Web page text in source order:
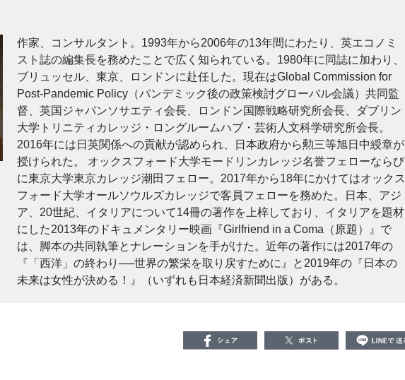
作家、コンサルタント。1993年から2006年の13年間にわたり、英エコノミ
スト誌の編集長を務めたことで広く知られている。1980年に同誌に加わり、
ブリュッセル、東京、ロンドンに赴任した。現在はGlobal Commission for
Post-Pandemic Policy（パンデミック後の政策検討グローバル会議）共同監
督、英国ジャパンソサエティ会長、ロンドン国際戦略研究所会長、ダブリン
大学トリニティカレッジ・ロングルームハブ・芸術人文科学研究所会長。
2016年には日英関係への貢献が認められ、日本政府から勲三等旭日中綬章が
授けられた。 オックスフォード大学モードリンカレッジ名誉フェローならび
に東京大学東京カレッジ潮田フェロー。2017年から18年にかけてはオックス
フォード大学オールソウルズカレッジで客員フェローを務めた。日本、アジ
ア、20世紀、イタリアについて14冊の著作を上梓しており、イタリアを題材
にした2013年のドキュメンタリー映画『Girlfriend in a Coma（原題）』で
は、脚本の共同執筆とナレーションを手がけた。近年の著作には2017年の
『「西洋」の終わり──世界の繁栄を取り戻すために』と2019年の『日本の
未来は女性が決める！』（いずれも日本経済新聞出版）がある。